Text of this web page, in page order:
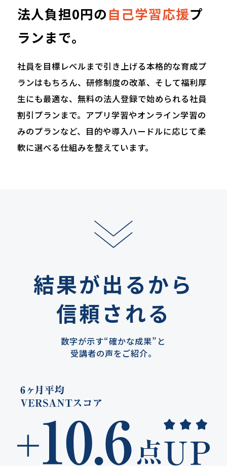
法人負担0円の自己学習応援プ
ランまで。
社員を目標レベルまで引き上げる本格的な育成プ
ランはもちろん、研修制度の改革、そして福利厚
生にも最適な、無料の法人登録で始められる社員
割引プランまで。アプリ学習やオンライン学習の
みのプランなど、目的や導入ハードルに応じて柔
軟に選べる仕組みを整えています。
結果が出るから
信頼される
数字が示す“確かな成果”と
受講者の声をご紹介。